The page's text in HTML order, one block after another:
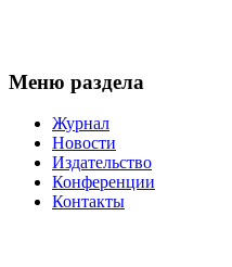
Меню раздела
Журнал
Новости
Издательство
Конференции
Контакты